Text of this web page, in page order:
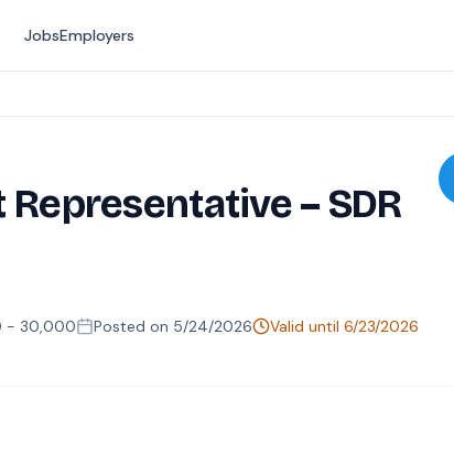
JobsEmployers
– SDR
- 30,000 Posted on 5/24/2026 Valid until 6/23/2026